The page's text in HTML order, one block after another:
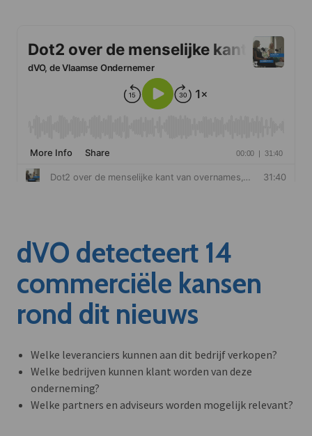
dVO detecteert 14
commerciële kansen
rond dit nieuws
Welke leveranciers kunnen aan dit bedrijf verkopen?
Welke bedrijven kunnen klant worden van deze
onderneming?
Welke partners en adviseurs worden mogelijk relevant?